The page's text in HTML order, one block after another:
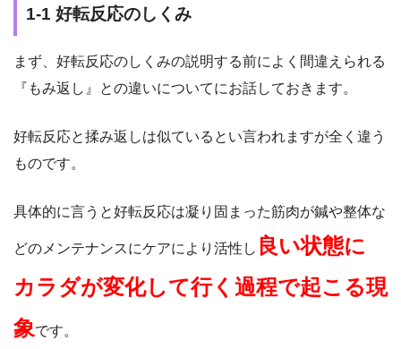
1-1 好転反応のしくみ
まず、好転反応のしくみの説明する前によく間違えられる
『もみ返し』との違いについてにお話しておきます。
好転反応と揉み返しは似ているとい言われますが全く違う
ものです。
具体的に言うと好転反応は凝り固まった筋肉が鍼や整体な
どのメンテナンスにケアにより活性し 良い状態に
カラダが変化して行く過程で起こる現
象です。